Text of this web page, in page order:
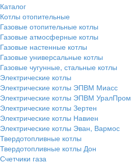
Каталог
Котлы отопительные
Газовые отопительные котлы
Газовые атмосферные котлы
Газовые настенные котлы
Газовые универсальные котлы
Газовые чугунные, стальные котлы
Электрические котлы
Электрические котлы ЭПВМ Миасс
Электрические котлы ЭПВМ УралПром
Электрические котлы Зертен
Электрические котлы Навиен
Электрические котлы Эван, Вармос
Твердотопливные котлы
Твердотопливные котлы Дон
Счетчики газа